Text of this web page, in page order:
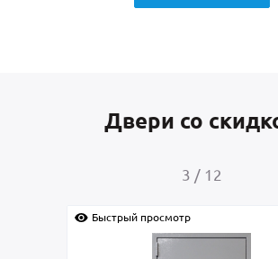
Двери со
4 / 12
Быстрый просмотр